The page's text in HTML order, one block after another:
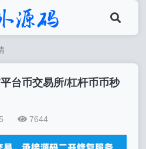
台币交易所/杠杆币币秒
7644